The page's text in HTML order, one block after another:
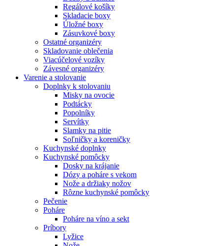
Regálové košíky
Skladacie boxy
Úložné boxy
Zásuvkové boxy
Ostatné organizéry
Skladovanie oblečenia
Viacúčelové vozíky
Závesné organizéry
Varenie a stolovanie
Doplnky k stolovaniu
Misky na ovocie
Podtácky
Popolníky
Servítky
Slamky na pitie
Soľničky a koreničky
Kuchynské doplnky
Kuchynské pomôcky
Dosky na krájanie
Dózy a poháre s vekom
Nože a držiaky nožov
Rôzne kuchynské pomôcky
Pečenie
Poháre
Poháre na víno a sekt
Príbory
Lyžice